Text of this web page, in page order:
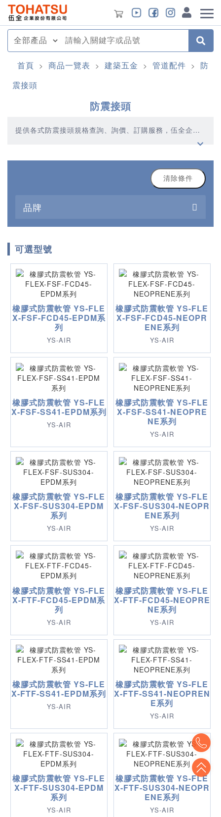
首頁 > 商品一覽表 > 建築五金 > 管道配件 >
防
震接頭
防震接頭
提供各式防震接頭規格查詢、詢價、訂購服務，伍全企業
深耕模具產業多年，秉持著優質品質、合理價格、多元產
清除條件
品牌
可選型號
橡膠式防震軟管 YS-FLE
X-FSF-FCD45-EPDM系
列
YS-AIR
橡膠式防震軟管 YS-FLE
X-FSF-FCD45-NEOPR
ENE系列
YS-AIR
橡膠式防震軟管 YS-FLE
X-FSF-SS41-EPDM系列
YS-AIR
橡膠式防震軟管 YS-FLE
X-FSF-SS41-NEOPRE
NE系列
YS-AIR
橡膠式防震軟管 YS-FLE
X-FSF-SUS304-EPDM
系列
YS-AIR
橡膠式防震軟管 YS-FLE
X-FSF-SUS304-NEOPR
ENE系列
YS-AIR
橡膠式防震軟管 YS-FLE
X-FTF-FCD45-EPDM系
列
YS-AIR
橡膠式防震軟管 YS-FLE
X-FTF-FCD45-NEOPRE
NE系列
YS-AIR
橡膠式防震軟管 YS-FLE
X-FTF-SS41-EPDM系列
YS-AIR
橡膠式防震軟管 YS-FLE
X-FTF-SS41-NEOPREN
E系列
YS-AIR
橡膠式防震軟管 YS-FLE
X-FTF-SUS304-EPDM
系列
YS-AIR
橡膠式防震軟管 YS-FLE
X-FTF-SUS304-NEOPR
ENE系列
YS-AIR